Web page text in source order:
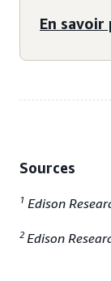
En savoir
Sources
1 Edison
2 Edison